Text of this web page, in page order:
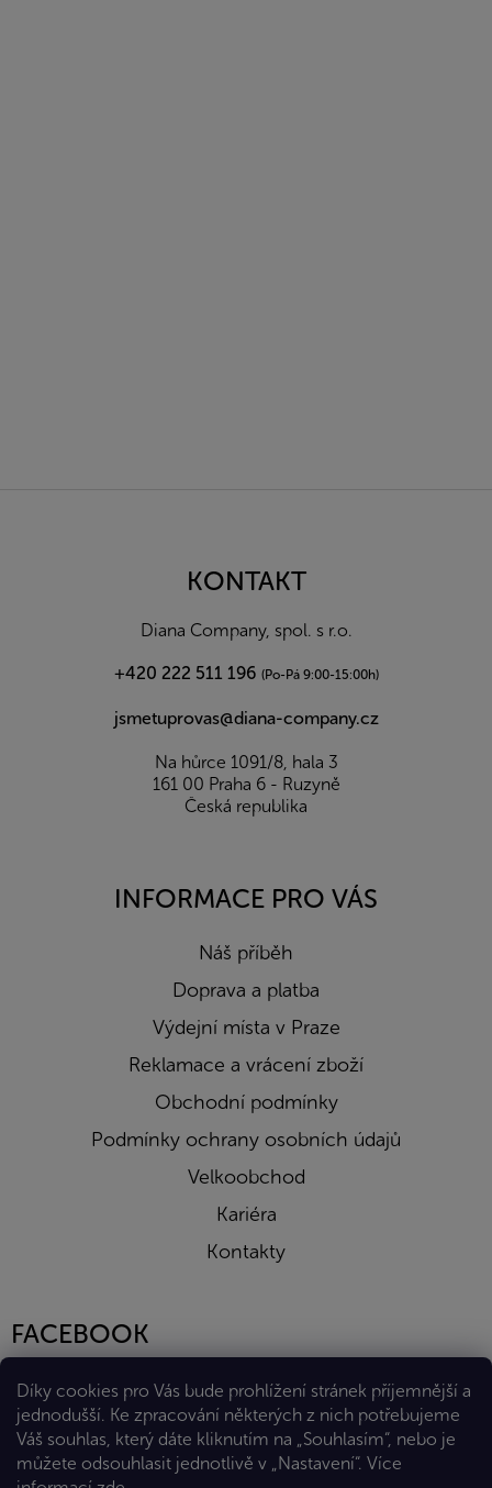
Díky cookies pro Vás bude prohlížení stránek příjemnější a
jednodušší. Ke zpracování některých z nich potřebujeme
Váš souhlas, který dáte kliknutím na „Souhlasím“, nebo je
můžete odsouhlasit jednotlivě v „Nastavení“. Více
KONTAKT
Diana Company, spol. s r.o.
+420 222 511 196 (Po-Pá 9:00-15:00h)
jsmetuprovas@diana-company.cz
Na hůrce 1091/8, hala 3
161 00 Praha 6 - Ruzyně
Česká republika
INFORMACE PRO VÁS
Náš příběh
Doprava a platba
Výdejní místa v Praze
Reklamace a vrácení zboží
Obchodní podmínky
Podmínky ochrany osobních údajů
Velkoobchod
Kariéra
Kontakty
FACEBOOK